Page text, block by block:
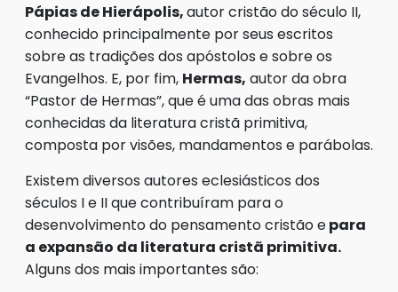
Pápias de Hierápolis,autor cristão do século II,
conhecido principalmente por seus escritos
sobre as tradições dos apóstolos e sobre os
Evangelhos. E, por fim, Hermas, autor da obra
“Pastor de Hermas”, que é uma das obras mais
conhecidas da literatura cristã primitiva,
composta por visões, mandamentos e parábolas.
Existem diversos autores eclesiásticos dos
séculos I e II que contribuíram para o
desenvolvimento do pensamento cristão epara
a expansão da literatura cristã primitiva.
Alguns dos mais importantes são: